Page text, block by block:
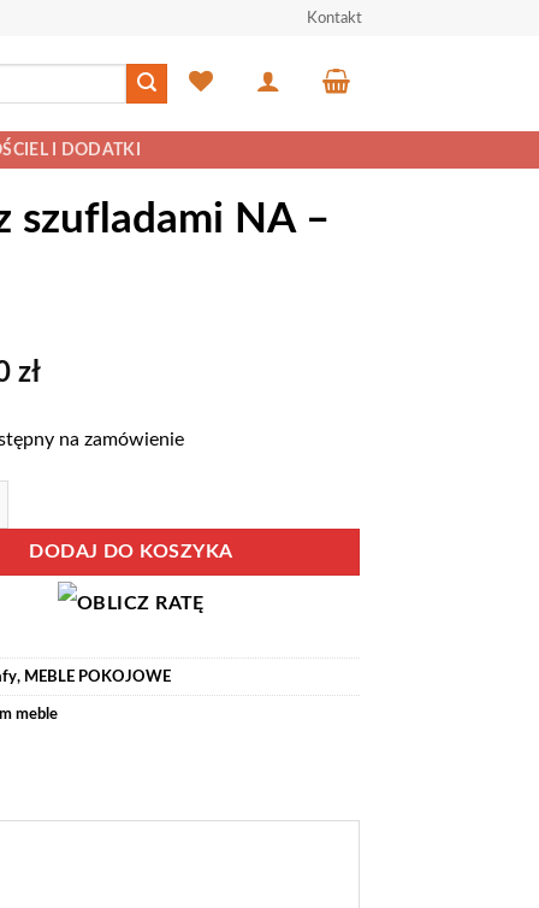
Kontakt
I DODATKI
szufladami NA –
zł
na zamówienie
DODAJ DO KOSZYKA
, MEBLE POKOJOWE
meble